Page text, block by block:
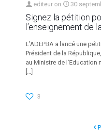
editeur on 30
Signez la pétition
l’enseignement de
L’ADEPBA a lancé une
Président de la
au Ministre de l’Education
[…]
3